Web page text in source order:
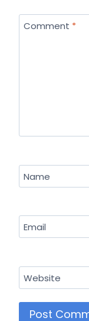
Comment *
Name
Email
Website